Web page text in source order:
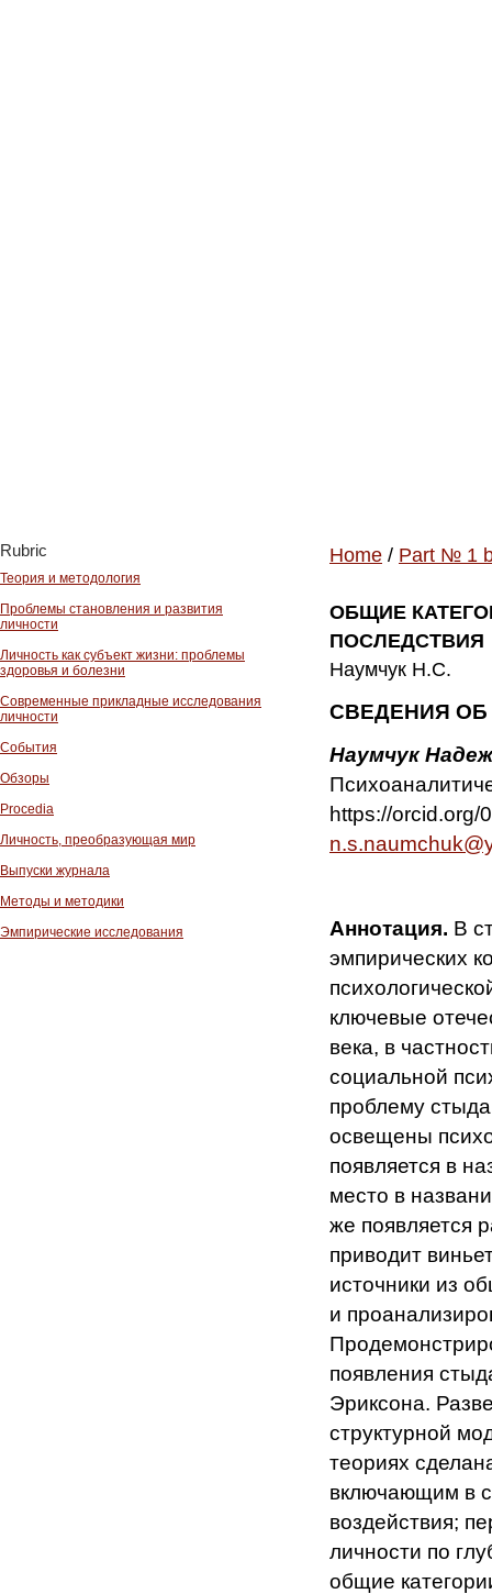
Rubric
Теория и методология
Проблемы становления и развития
личности
Личность как субъект жизни: проблемы
здоровья и болезни
Современные прикладные исследования
личности
События
Обзоры
Procedia
Личность, преобразующая мир
Выпуски журнала
Методы и методики
Эмпирические исследования
Home / Part № 1
ОБЩИЕ
ПОСЛЕДСТВИЯ
Наумчук Н.С.
СВЕДЕНИЯ ОБ
Наумчук
https://orcid.org/
Аннотация. В
эмпирических
ключевые
века, в
социальной
проблему
освещены
появляется в
место в
же появляется
приводит
источники из
и
появления
Эриксона.
структурной
теориях
включающим в
воздействия;
личности по
общие